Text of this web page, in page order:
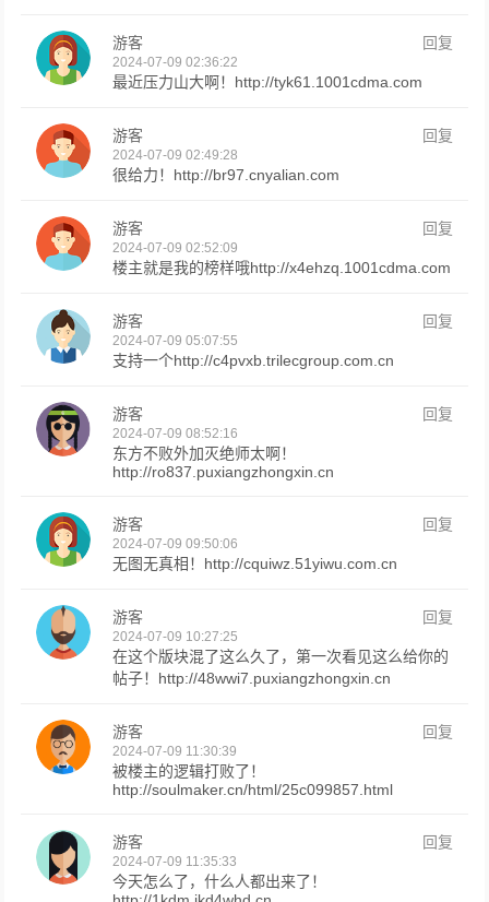
游客 回复
2024-07-09 02:36:22
最近压力山大啊！http://tyk61.1001cdma.com
游客 回复
2024-07-09 02:49:28
很给力！http://br97.cnyalian.com
游客 回复
2024-07-09 02:52:09
楼主就是我的榜样哦http://x4ehzq.1001cdma.com
游客 回复
2024-07-09 05:07:55
支持一个http://c4pvxb.trilecgroup.com.cn
游客 回复
2024-07-09 08:52:16
东方不败外加灭绝师太啊！
http://ro837.puxiangzhongxin.cn
游客 回复
2024-07-09 09:50:06
无图无真相！http://cquiwz.51yiwu.com.cn
游客 回复
2024-07-09 10:27:25
在这个版块混了这么久了，第一次看见这么给你的
帖子！http://48wwi7.puxiangzhongxin.cn
游客 回复
2024-07-09 11:30:39
被楼主的逻辑打败了！
http://soulmaker.cn/html/25c099857.html
游客 回复
2024-07-09 11:35:33
今天怎么了，什么人都出来了！